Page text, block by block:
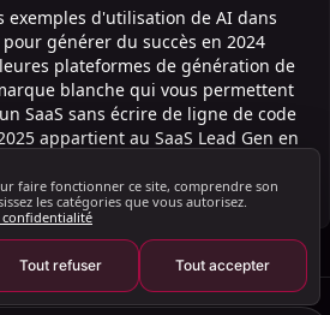
AI-Rédaction optimisée
Capacités de conception
exemples d'utilisation de AI dans
pour générer du succès en 2024
plateformes de génération de
blanche qui vous permettent
SaaS sans écrire de ligne de code
appartient au SaaS Lead Gen en
IA de vente
faire fonctionner ce site, comprendre son
les catégories que vous autorisez.
Tout refuser Tout accepter